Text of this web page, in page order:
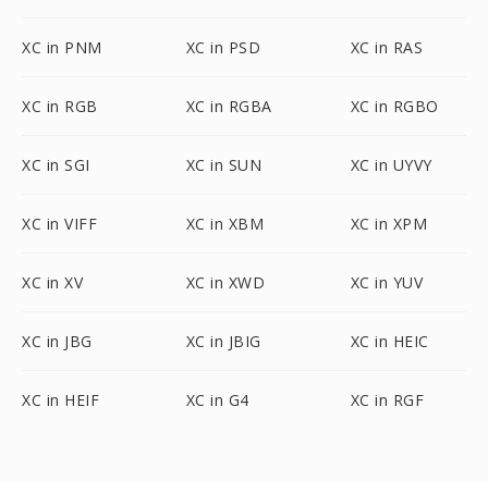
XC in PNM XC in PSD XC in RAS
XC in RGB XC in RGBA XC in RGBO
XC in SGI XC in SUN XC in UYVY
XC in VIFF XC in XBM XC in XPM
XC in XV XC in XWD XC in YUV
XC in JBG XC in JBIG XC in HEIC
XC in HEIF XC in G4 XC in RGF